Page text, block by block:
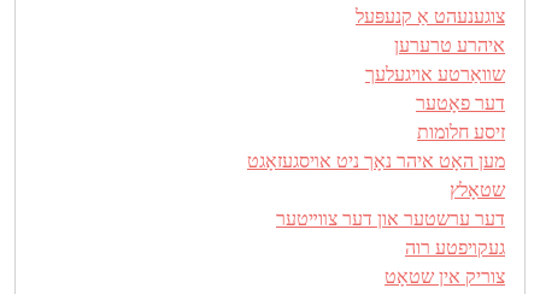
צוגענעהט אַ קנעפּעל
איהרע טרערען
שװאַרטע אױגעלעך
דער פאָטער
זיסע חלומות
מען האָט איהר נאָך ניט אױסגעזאָגט
שטאָלץ
דער ערשטער און דער צװײטער
געקױפטע רוה
צוריק אין שטאָט